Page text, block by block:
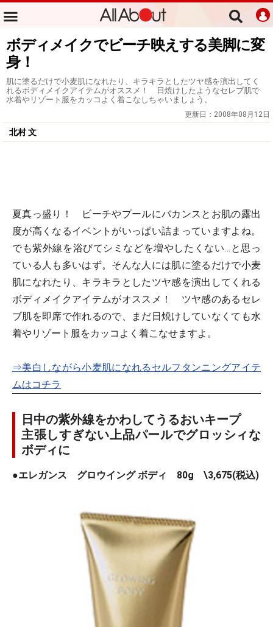
ボディメイクでビーチ映えする美脚に変
身！
肌に塗るだけで小麦肌になれたり、キラキラとしたツヤ感を演出してく
れるボディメイクアイテムがオススメ！ 日焼けしたようなセレブ肌で
水着やリゾート服をカッコよく着こなしちゃいましょう。
更新日： 2008年08月12日
北村 文
夏真っ盛り！ ビーチやプールにバカンスとお肌の露出
度が高くなるイベントがいっぱい詰まっていますよね。
でも紫外線を浴びてシミなどを増やしたくない…と思っ
ている人も多いはず。そんな人には肌に塗るだけで小麦
肌になれたり、キラキラとしたツヤ感を演出してくれる
ボディメイクアイテムがオススメ！ ツヤ感のあるセレ
ブ肌を即席で作れるので、まだ日焼けしていなくても水
着やリゾート服をカッコよく着こなせますよ。
⇒美白しながら小麦肌になれるセルフタンニングアイテ
ムはコチラ
日中の紫外線をかわしてうるおいキープ
主張しすぎない上品パールでグロッシィな
ボディに
●エレガンス グロウイング ボディ 80g \3,675(税込)